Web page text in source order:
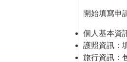
開始填寫申
個人基本資
護照資訊：
旅行資訊：